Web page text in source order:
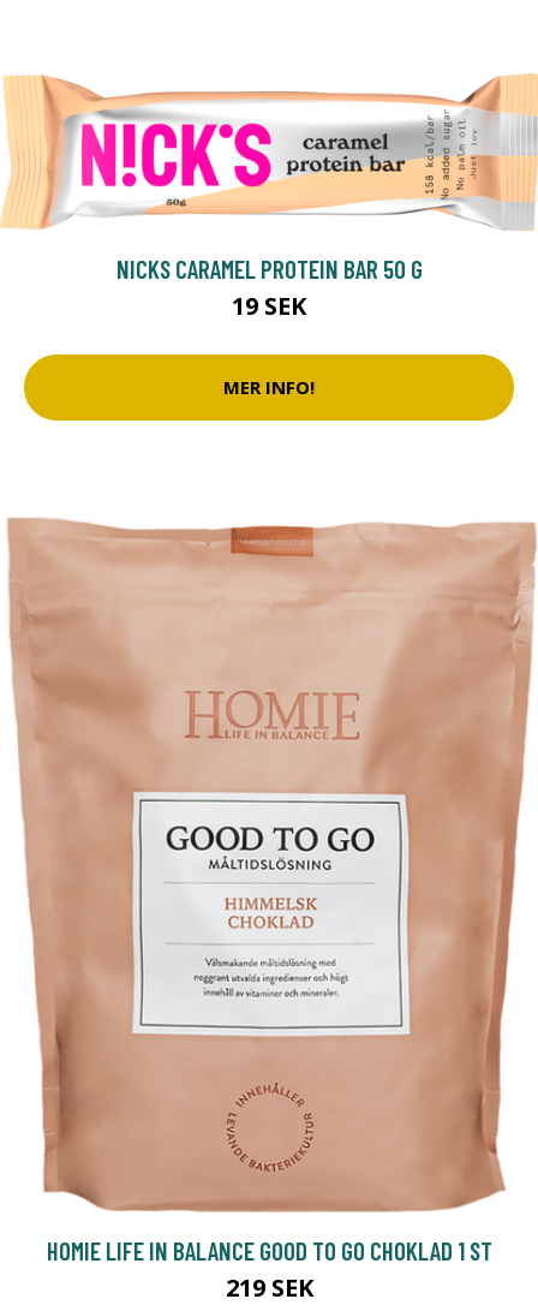
NICKS CARAMEL PROTEIN BAR 50 G
19 SEK
MER INFO!
HOMIE LIFE IN BALANCE GOOD TO GO CHOKLAD 1 ST
219 SEK